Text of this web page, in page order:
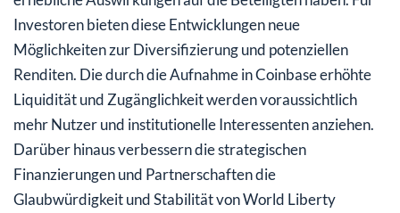
Investoren bieten diese Entwicklungen neue
Möglichkeiten zur Diversifizierung und potenziellen
Renditen. Die durch die Aufnahme in Coinbase erhöhte
Liquidität und Zugänglichkeit werden voraussichtlich
mehr Nutzer und institutionelle Interessenten anziehen.
Darüber hinaus verbessern die strategischen
Finanzierungen und Partnerschaften die
Glaubwürdigkeit und Stabilität von World Liberty